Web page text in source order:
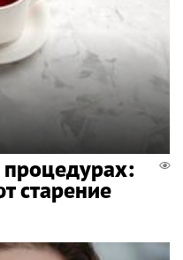
процедурах:
старение